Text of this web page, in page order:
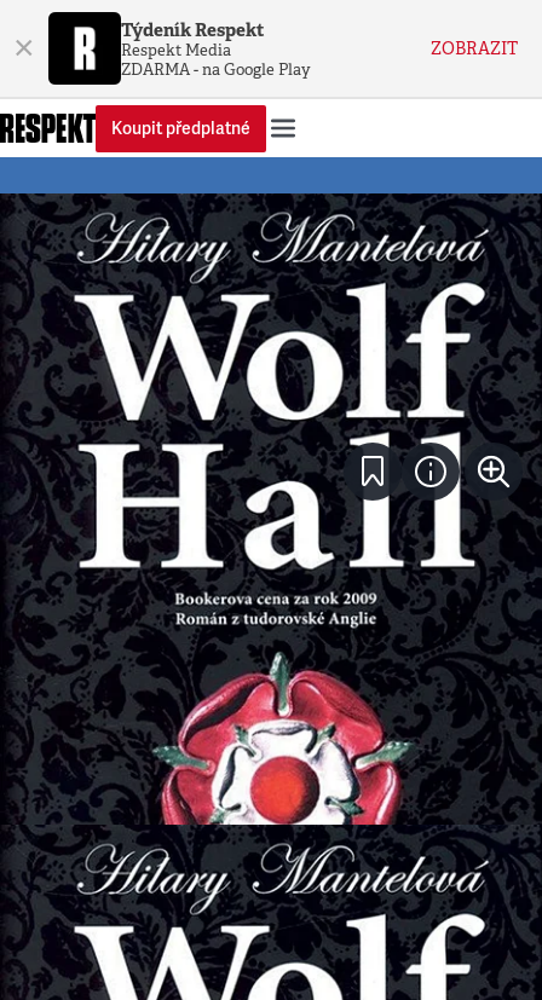
× Týdeník Respekt
Respekt Media
ZDARMA - na Google Play
ZOBRAZIT
Koupit předplatné
Kultura•20. 10. 2013•6 minut
Wolf Hall a Předveďte
mrtvé
Hilary Mantelová
Ladislav Nagy